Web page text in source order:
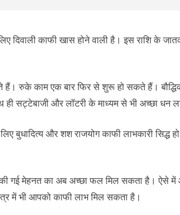
दिवाली काफी खास होने वाली है। इस राशि के
रुके काम एक बार फिर से शुरू हो सकते हैं।
सट्टेबाजी और लॉटरी के माध्यम से भी अच्छा धन
बुधादित्य और शश राजयोग काफी लाभकारी
की गई मेहनत का अब अच्छा फल मिल सकता है। ऐसे
में भी आपको काफी लाभ मिल सकता है।